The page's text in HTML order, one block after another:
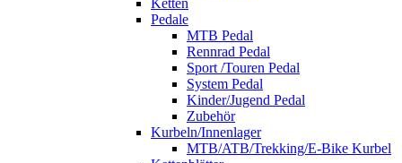
Ketten
Pedale
MTB Pedal
Rennrad Pedal
Sport /Touren Pedal
System Pedal
Kinder/Jugend Pedal
Zubehör
Kurbeln/Innenlager
MTB/ATB/Trekking/E-Bike Kurbel